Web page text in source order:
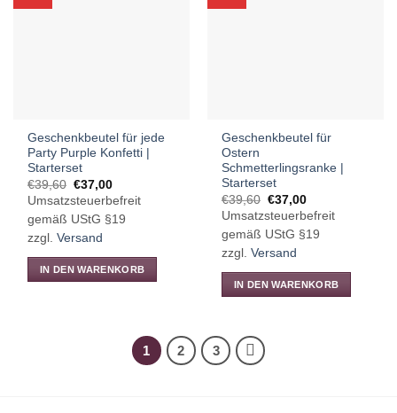
auf.
gewählt
werden
Geschenkbeutel für jede
Party Purple Konfetti |
Starterset
€39,60 Ursprünglicher
Preis
war:
€39,60
€37,00Aktueller
Preis
ist:
€37,00.
Umsatzsteuerbefreit
gemäß UStG §19
zzgl.Versand
IN DEN WARENKORB
Geschenkbeutel für
Ostern
Schmetterlingsranke |
Starterset
€39,60 Ursprünglicher
Preis
war:
€39,60
€37,00Aktueller
Preis
ist:
€37,00.
Umsatzsteuerbefreit
gemäß UStG §19
zzgl.Versand
IN DEN WARENKORB
1 2 3